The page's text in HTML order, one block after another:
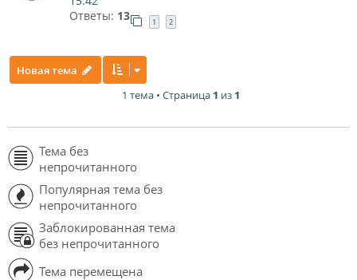
Ответы: 13 1 2
Новая тема
1 тема • Страница 1 из 1
Тема без
непрочитанного
Популярная тема без
непрочитанного
Заблокированная тема
без непрочитанного
Тема перемещена